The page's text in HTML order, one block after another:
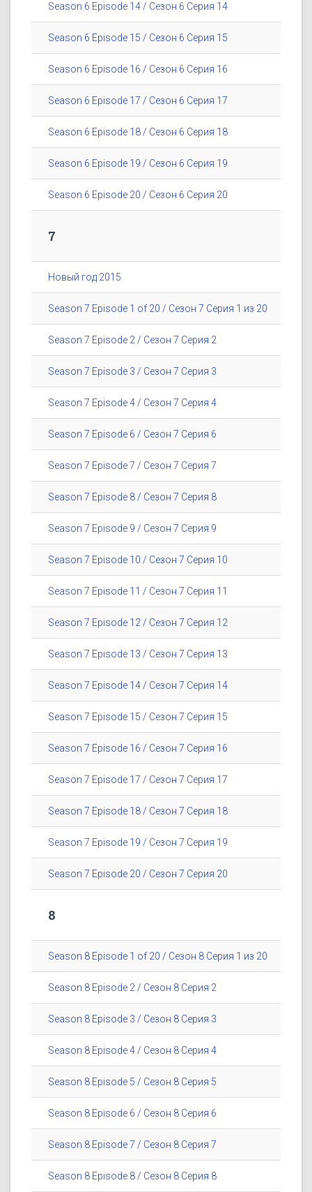
Season 6 Episode 14 / Сезон 6 Серия 14
Season 6 Episode 15 / Сезон 6 Серия 15
Season 6 Episode 16 / Сезон 6 Серия 16
Season 6 Episode 17 / Сезон 6 Серия 17
Season 6 Episode 18 / Сезон 6 Серия 18
Season 6 Episode 19 / Сезон 6 Серия 19
Season 6 Episode 20 / Сезон 6 Серия 20
7
Новый год 2015
Season 7 Episode 1 of 20 / Сезон 7 Серия 1 из 20
Season 7 Episode 2 / Сезон 7 Серия 2
Season 7 Episode 3 / Сезон 7 Серия 3
Season 7 Episode 4 / Сезон 7 Серия 4
Season 7 Episode 6 / Сезон 7 Серия 6
Season 7 Episode 7 / Сезон 7 Серия 7
Season 7 Episode 8 / Сезон 7 Серия 8
Season 7 Episode 9 / Сезон 7 Серия 9
Season 7 Episode 10 / Сезон 7 Серия 10
Season 7 Episode 11 / Сезон 7 Серия 11
Season 7 Episode 12 / Сезон 7 Серия 12
Season 7 Episode 13 / Сезон 7 Серия 13
Season 7 Episode 14 / Сезон 7 Серия 14
Season 7 Episode 15 / Сезон 7 Серия 15
Season 7 Episode 16 / Сезон 7 Серия 16
Season 7 Episode 17 / Сезон 7 Серия 17
Season 7 Episode 18 / Сезон 7 Серия 18
Season 7 Episode 19 / Сезон 7 Серия 19
Season 7 Episode 20 / Сезон 7 Серия 20
8
Season 8 Episode 1 of 20 / Сезон 8 Серия 1 из 20
Season 8 Episode 2 / Сезон 8 Серия 2
Season 8 Episode 3 / Сезон 8 Серия 3
Season 8 Episode 4 / Сезон 8 Серия 4
Season 8 Episode 5 / Сезон 8 Серия 5
Season 8 Episode 6 / Сезон 8 Серия 6
Season 8 Episode 7 / Сезон 8 Серия 7
Season 8 Episode 8 / Сезон 8 Серия 8